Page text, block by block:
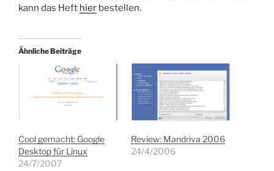
kann das Heft hier bestellen.
Ähnliche Beiträge
Cool gemacht: Google
Desktop für Linux
24/7/2007
Review: Mandriva 2006
24/4/2006